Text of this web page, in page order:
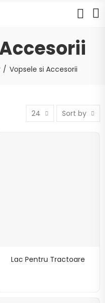
Vopsele si Accesorii
24 Sort by
Lac Pentru Tractoare